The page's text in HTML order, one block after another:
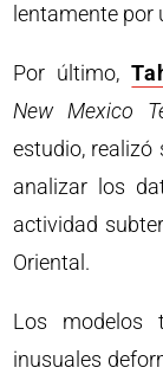
lentamente por
Por último,
New Mexico
estudio,
analizar los
actividad
Oriental.
Los modelos
inusuales